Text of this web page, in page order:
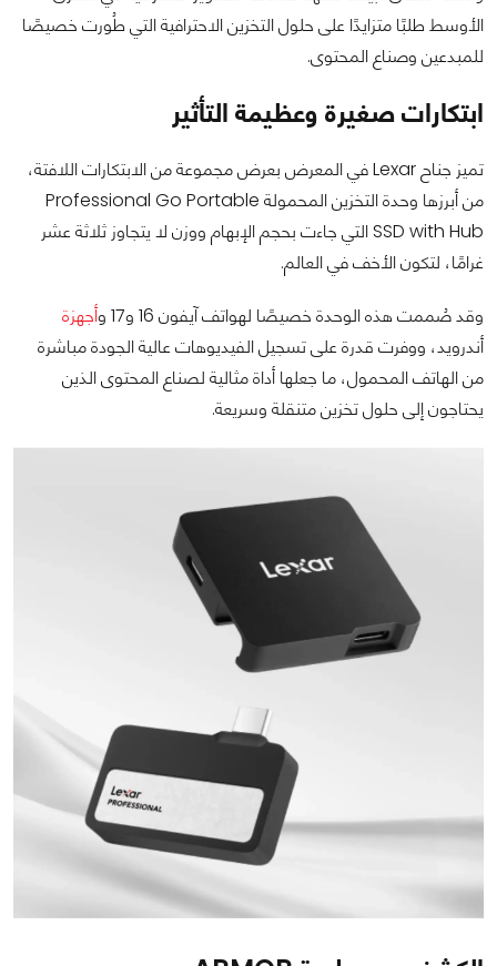
الأوسط طلبًا متزايدًا على حلول التخزين الاحترافية التي طُورت خصيصًا
للمبدعين وصناع المحتوى.
ابتكارات صغيرة وعظيمة التأثير
تميز جناح Lexar في المعرض بعرض مجموعة من الابتكارات اللافتة،
من أبرزها وحدة التخزين المحمولة Professional Go Portable
SSD with Hub التي جاءت بحجم الإبهام ووزن لا يتجاوز ثلاثة عشر
غرامًا، لتكون الأخف في العالم.
وقد صُممت هذه الوحدة خصيصًا لهواتف آيفون 16 و17 و
أجهزة
أندرويد، ووفرت قدرة على تسجيل الفيديوهات عالية الجودة مباشرة
من الهاتف المحمول، ما جعلها أداة مثالية لصناع المحتوى الذين
يحتاجون إلى حلول تخزين متنقلة وسريعة.